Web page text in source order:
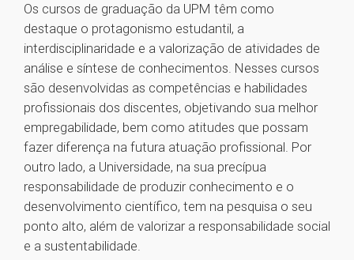
Os cursos de graduação da UPM têm como
destaque o protagonismo estudantil, a
interdisciplinaridade e a valorização de atividades de
análise e síntese de conhecimentos. Nesses cursos
são desenvolvidas as competências e habilidades
profissionais dos discentes, objetivando sua melhor
empregabilidade, bem como atitudes que possam
fazer diferença na futura atuação profissional. Por
outro lado, a Universidade, na sua precípua
responsabilidade de produzir conhecimento e o
desenvolvimento científico, tem na pesquisa o seu
ponto alto, além de valorizar a responsabilidade social
e a sustentabilidade.